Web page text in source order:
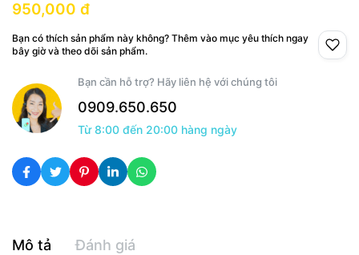
950,000 đ
Bạn có thích sản phẩm này không? Thêm vào mục yêu thích ngay
bây giờ và theo dõi sản phẩm.
Bạn cần hỗ trợ? Hãy liên hệ với chúng tôi
0909.650.650
Từ 8:00 đến 20:00 hàng ngày
Mô tả Đánh giá